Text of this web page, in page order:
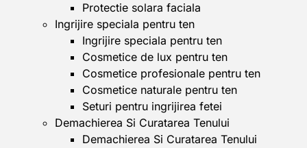
Protectie solara faciala
Ingrijire speciala pentru ten
Ingrijire speciala pentru ten
Cosmetice de lux pentru ten
Cosmetice profesionale pentru ten
Cosmetice naturale pentru ten
Seturi pentru ingrijirea fetei
Demachierea Si Curatarea Tenului
Demachierea Si Curatarea Tenului